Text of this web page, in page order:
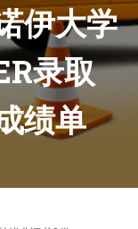
伊大学
录取
绩单